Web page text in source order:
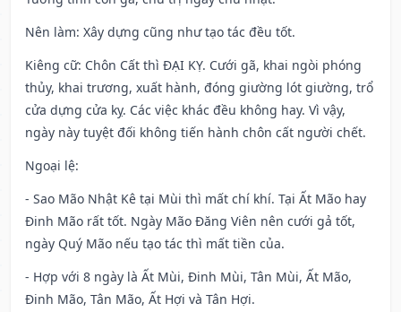
Nên làm: Xây dựng cũng như tạo tác đều tốt.
Kiêng cữ: Chôn Cất thì ĐẠI KỴ. Cưới gã, khai ngòi phóng
thủy, khai trương, xuất hành, đóng giường lót giường, trổ
cửa dựng cửa kỵ. Các việc khác đều không hay. Vì vậy,
ngày này tuyệt đối không tiến hành chôn cất người chết.
Ngoại lệ:
- Sao Mão Nhật Kê tại Mùi thì mất chí khí. Tại Ất Mão hay
Đinh Mão rất tốt. Ngày Mão Đăng Viên nên cưới gả tốt,
ngày Quý Mão nếu tạo tác thì mất tiền của.
- Hợp với 8 ngày là Ất Mùi, Đinh Mùi, Tân Mùi, Ất Mão,
Đinh Mão, Tân Mão, Ất Hợi và Tân Hợi.